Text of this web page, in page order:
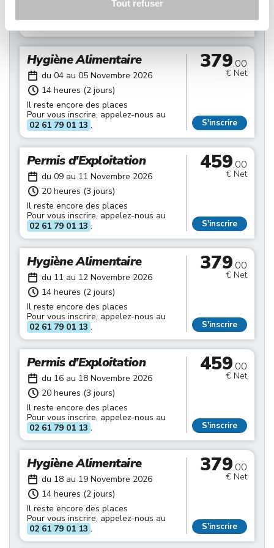
Tout refuser
Il reste encore des places
02 61 79 01 13 . S'inscrire
Hygiène Alimentaire
du 04 au 05 Novembre 2026
14 heures (2 jours)
Il reste encore des places
Pour vous inscrire, appelez-nous au
02 61 79 01 13 .
379.00
€ Net
S'inscrire
Permis d'Exploitation
du 09 au 11 Novembre 2026
20 heures (3 jours)
Il reste encore des places
Pour vous inscrire, appelez-nous au
02 61 79 01 13 .
459.00
€ Net
S'inscrire
Hygiène Alimentaire
du 11 au 12 Novembre 2026
14 heures (2 jours)
Il reste encore des places
Pour vous inscrire, appelez-nous au
02 61 79 01 13 .
379.00
€ Net
S'inscrire
Permis d'Exploitation
du 16 au 18 Novembre 2026
20 heures (3 jours)
Il reste encore des places
Pour vous inscrire, appelez-nous au
02 61 79 01 13 .
459.00
€ Net
S'inscrire
Hygiène Alimentaire
du 18 au 19 Novembre 2026
14 heures (2 jours)
Il reste encore des places
Pour vous inscrire, appelez-nous au
02 61 79 01 13 .
379.00
€ Net
S'inscrire